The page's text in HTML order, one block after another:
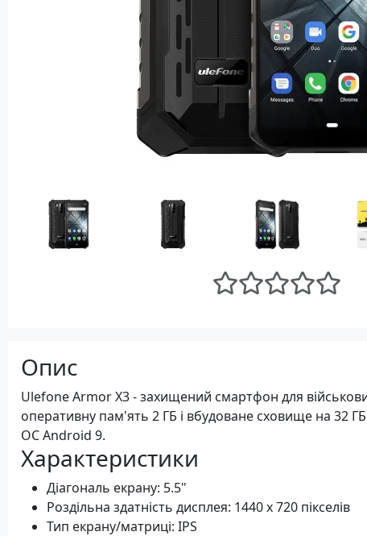
Опис
Ulefone Armor X3 - захищений смартфон для
оперативну пам'ять 2 ГБ і вбудоване сховище на 32
ОС Android 9.
Характеристики
Діагональ екрану: 5.5"
Роздільна здатність дисплея: 1440 х 720 пікселів
Тип екрану/матриці: IPS